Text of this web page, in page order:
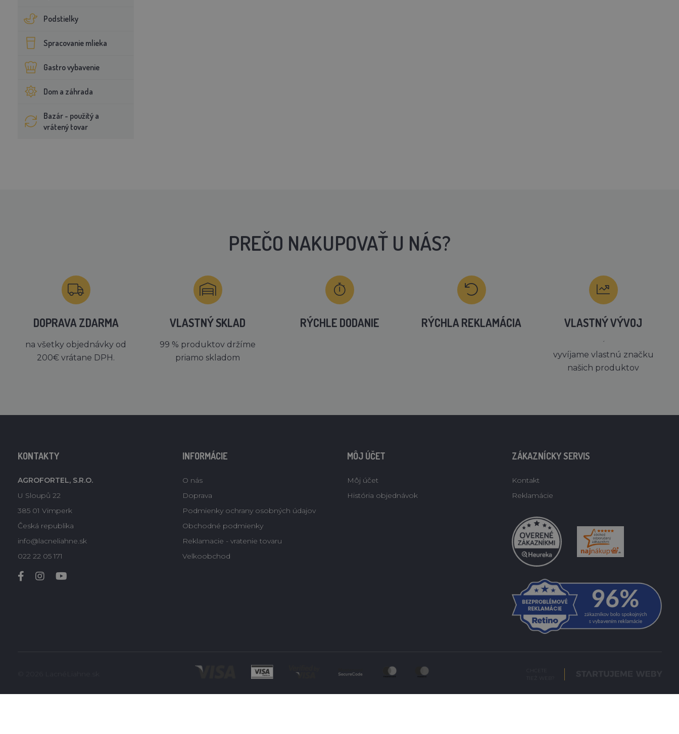
Podstielky
Spracovanie mlieka
Gastro vybavenie
Dom a záhrada
Bazár - použitý a
vrátený tovar
PREČO NAKUPOVAŤ U NÁS?
DOPRAVA ZDARMA
na všetky objednávky od
200€ vrátane DPH.
VLASTNÝ SKLAD
99 % produktov držíme
priamo skladom
RÝCHLE DODANIE RÝCHLA REKLAMÁCIA VLASTNÝ VÝVOJ
´
vyvíjame vlastnú značku
našich produktov
KONTAKTY
AGROFORTEL, S.R.O.
U Sloupů 22
385 01 Vimperk
Česká republika
info@lacneliahne.sk
022 22 05 171
INFORMÁCIE
O nás
Doprava
Podmienky ochrany osobných údajov
Obchodné podmienky
Reklamacie - vratenie tovaru
Velkoobchod
MÔJ ÚČET
Môj účet
História objednávok
ZÁKAZNÍCKY SERVIS
Kontakt
Reklamácie